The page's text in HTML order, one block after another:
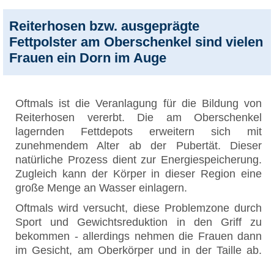
Reiterhosen bzw. ausgeprägte
Fettpolster am Oberschenkel sind vielen
Frauen ein Dorn im Auge
Oftmals ist die Veranlagung für die Bildung von
Reiterhosen vererbt. Die am Oberschenkel
lagernden Fettdepots erweitern sich mit
zunehmendem Alter ab der Pubertät. Dieser
natürliche Prozess dient zur Energiespeicherung.
Zugleich kann der Körper in dieser Region eine
große Menge an Wasser einlagern.
Oftmals wird versucht, diese Problemzone durch
Sport und Gewichtsreduktion in den Griff zu
bekommen - allerdings nehmen die Frauen dann
im Gesicht, am Oberkörper und in der Taille ab.